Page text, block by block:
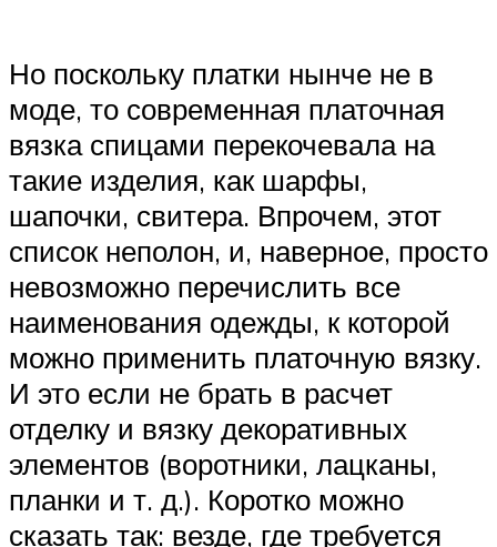
Но поскольку платки нынче не в
моде, то современная платочная
вязка спицами перекочевала на
такие изделия, как шарфы,
шапочки, свитера. Впрочем, этот
список неполон, и, наверное, просто
невозможно перечислить все
наименования одежды, к которой
можно применить платочную вязку.
И это если не брать в расчет
отделку и вязку декоративных
элементов (воротники, лацканы,
планки и т. д.). Коротко можно
сказать так: везде, где требуется